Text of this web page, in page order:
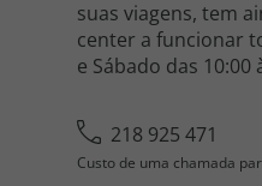
suas viagens, tem
center a funcionar
e Sábado das 10:00
218 925 471
Custo de uma chamada